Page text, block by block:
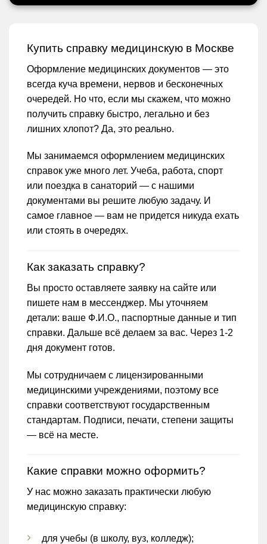
Купить справку медицинскую в Москве
Оформление медицинских документов — это
всегда куча времени, нервов и бесконечных
очередей. Но что, если мы скажем, что можно
получить справку быстро, легально и без
лишних хлопот? Да, это реально.
Мы занимаемся оформлением медицинских
справок уже много лет. Учеба, работа, спорт
или поездка в санаторий — с нашими
документами вы решите любую задачу. И
самое главное — вам не придется никуда ехать
или стоять в очередях.
Как заказать справку?
Вы просто оставляете заявку на сайте или
пишете нам в мессенджер. Мы уточняем
детали: ваше Ф.И.О., паспортные данные и тип
справки. Дальше всё делаем за вас. Через 1-2
дня документ готов.
Мы сотрудничаем с лицензированными
медицинскими учреждениями, поэтому все
справки соответствуют государственным
стандартам. Подписи, печати, степени защиты
— всё на месте.
Какие справки можно оформить?
У нас можно заказать практически любую
медицинскую справку:
для учебы (в школу, вуз, колледж);